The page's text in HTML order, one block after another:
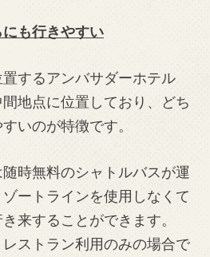
も行きやすい
するアンバサダーホテル
地点に位置しており、どち
いのが特徴です。
時無料のシャトルバスが運
ートラインを使用しなくて
来することができます。
ストラン利用のみの場合で